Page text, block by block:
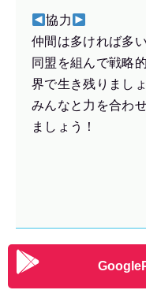
協力
仲間は多ければ多
同盟を組んで戦略
界で生き残りましょ
みんなと力を合わ
ましょう！